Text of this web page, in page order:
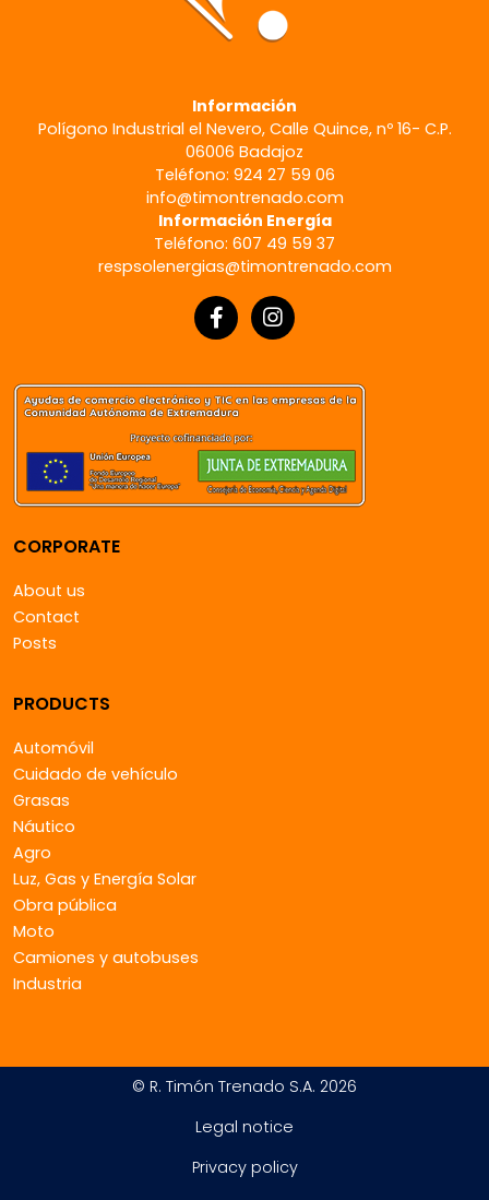
Información
Polígono Industrial el Nevero, Calle Quince, nº 16- C.P.
06006 Badajoz
Teléfono: 924 27 59 06
info@timontrenado.com
Información Energía
Teléfono: 607 49 59 37
respsolenergias@timontrenado.com
CORPORATE
About us
Contact
Posts
PRODUCTS
Automóvil
Cuidado de vehículo
Grasas
Náutico
Agro
Luz, Gas y Energía Solar
Obra pública
Moto
Camiones y autobuses
Industria
© R. Timón Trenado S.A. 2026
Legal notice
Privacy policy